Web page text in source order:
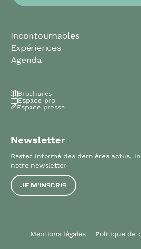
Incontournables
Expériences
Agenda
Brochures
Espace pro
Espace presse
Newsletter
Restez informé des dernières actus,
notre newsletter
JE M'INSCRIS
Mentions légales Politique de